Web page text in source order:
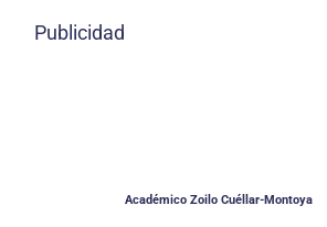
Publicidad
Académico Zoilo Cuéllar-Montoya